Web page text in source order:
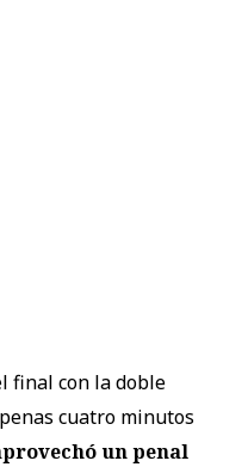
final con la doble
cuatro minutos
un penal